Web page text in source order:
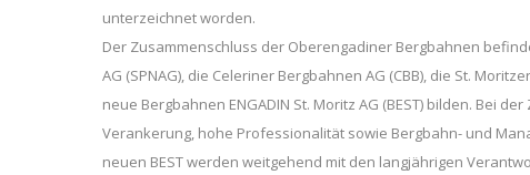
unterzeichnet worden.
Der Zusammenschluss der Oberengadiner Bergbahnen
AG (SPNAG), die Celeriner Bergbahnen AG (CBB), die St.
neue Bergbahnen ENGADIN St. Moritz AG (BEST) bilden. Bei
Verankerung, hohe Professionalität sowie Bergbahn- und
neuen BEST werden weitgehend mit den langjährigen